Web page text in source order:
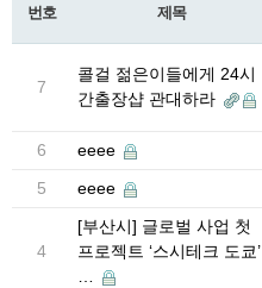
번호 제목
7
콜걸 젊은이들에게 24시
간출장샵 관대하라
6 eeee
5
eeee
4
[부산시] 글로벌 사업 첫
프로젝트 ‘스시테크 도쿄’